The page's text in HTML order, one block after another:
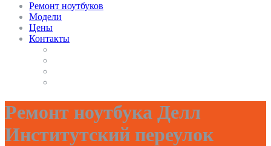
Ремонт ноутбуков
Модели
Цены
Контакты
Ремонт ноутбука Делл
Институтский переулок